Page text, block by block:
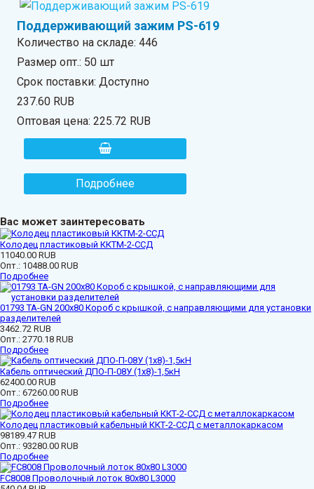
Поддерживающий зажим PS-619
Количество на складе:446
Размер опт.: 50 шт
Срок поставки: Доступно
237.60 RUB
Оптовая цена:225.72 RUB
Подробнее
Вас может заинтересовать
Колодец пластиковый ККТМ-2-ССД
11040.00 RUB
Опт.: 10488.00 RUB
Подробнее
01793 ТА-GN 200x80 Короб с крышкой, с направляющими для установки
разделителей
3462.72 RUB
Опт.: 2770.18 RUB
Подробнее
Кабель оптический ДПО-П-08У (1х8)-1,5кН
62400.00 RUB
Опт.: 67260.00 RUB
Подробнее
Колодец пластиковый кабельный ККТ-2-ССД с металлокаркасом
98189.47 RUB
Опт.: 93280.00 RUB
Подробнее
FC8008 Проволочный лоток 80х80 L3000